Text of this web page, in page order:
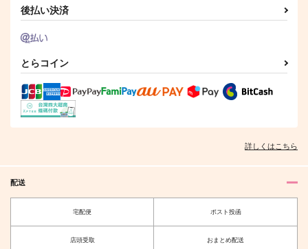
専売 1,430円（税込）
呪術廻戦
五条悟×夏油傑
サンプル
カート
子に見覚えがあり過ぎ
る
後払い決済
とらコイン
詳しくはこちら
配送
宅配便 ポスト投函
店頭受取 おまとめ配送